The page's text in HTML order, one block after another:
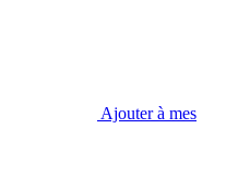
Ajouter à mes